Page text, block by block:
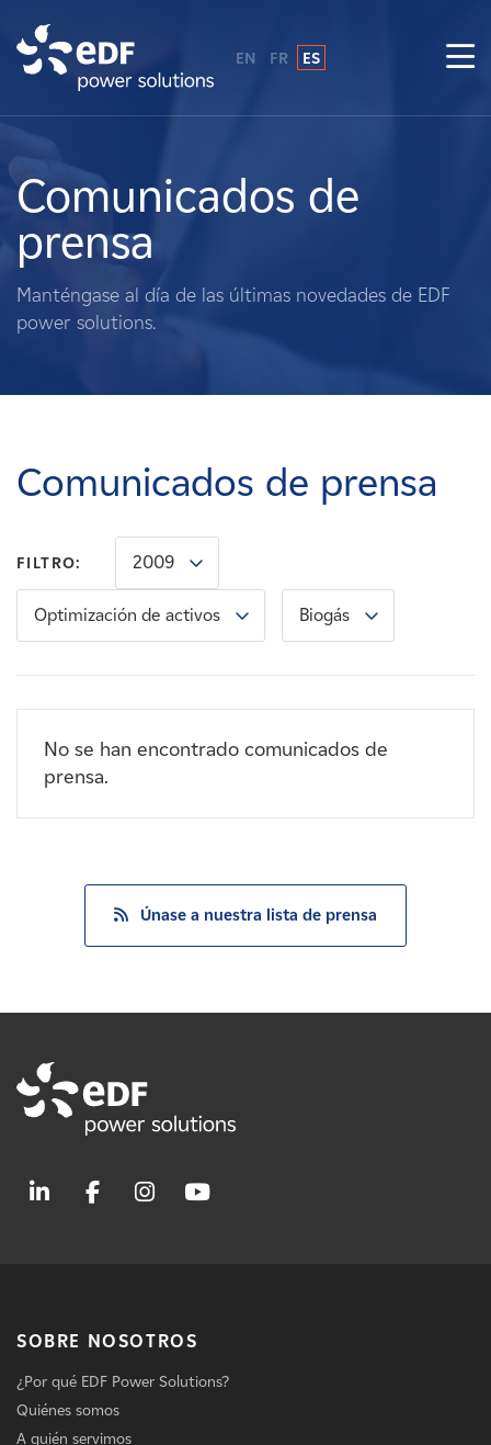
Sobre nosotros
Qué hacemos
Terratenientes
Carreras
Noticias
Contacte con
EN FR ES
Comunicados de
prensa
Manténgase al día de las últimas novedades de EDF
power solutions.
Comunicados de prensa
FILTRO: 2009
Optimización de activos Biogás
No se han encontrado comunicados de
prensa.
Únase a nuestra lista de prensa
SOBRE NOSOTROS
¿Por qué EDF Power Solutions?
Quiénes somos
A quién servimos